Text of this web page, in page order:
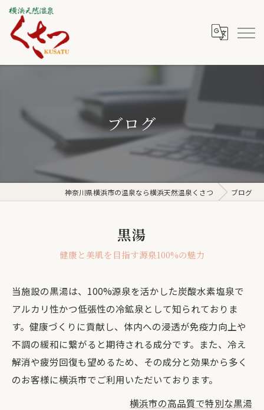
ブログ
神奈川県横浜市の温泉なら横浜天然温泉くさつ ブログ
黒湯
健康と美肌を目指す源泉100%の魅力
当施設の黒湯は、100%源泉を活かした炭酸水素塩泉で
アルカリ性かつ低張性の冷鉱泉として知られておりま
す。健康づくりに貢献し、体内への浸透が免疫力向上や
不調の緩和に繋がると期待される成分です。また、冷え
解消や疲労回復も望めるため、その成分と効果から多く
のお客様に横浜市でご利用いただいております。
横浜市の高品質で特別な黒湯